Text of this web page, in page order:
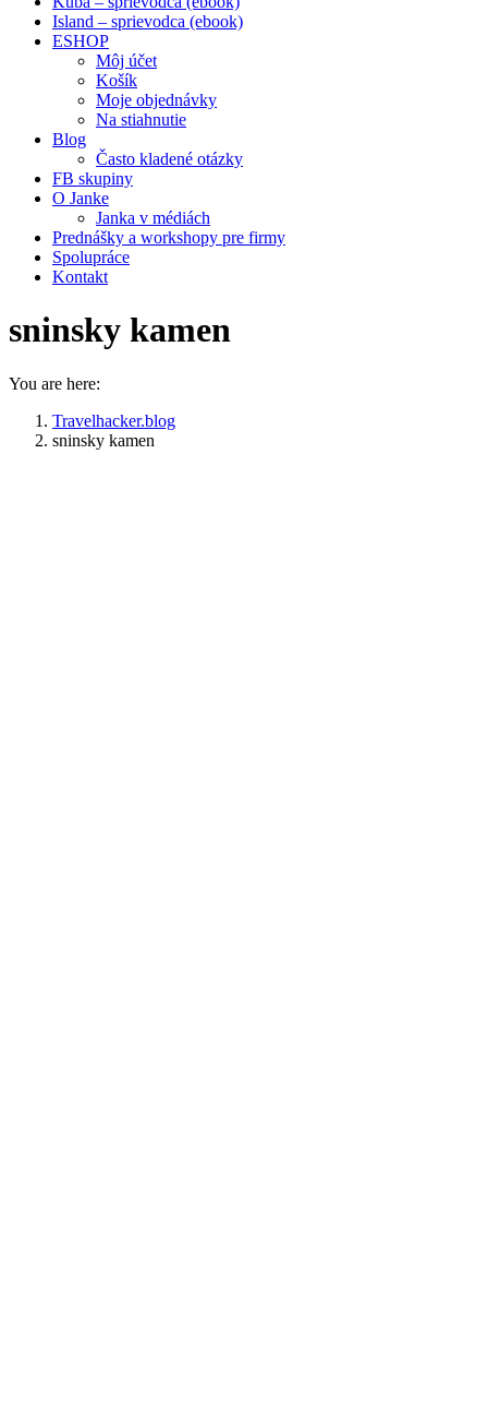
Island – sprievodca (ebook)
ESHOP
Môj účet
Košík
Moje objednávky
Na stiahnutie
Blog
Často kladené otázky
FB skupiny
O Janke
Janka v médiách
Prednášky a workshopy pre firmy
Spolupráce
Kontakt
sninsky kamen
You are here:
Travelhacker.blog
sninsky kamen